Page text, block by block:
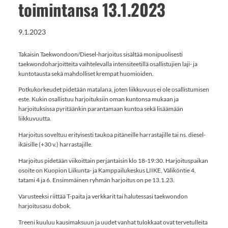
toimintansa 13.1.2023
9.1.2023
Takaisin Taekwondoon/Diesel-harjoitus sisältää monipuolisesti
taekwondoharjoitteita vaihtelevalla intensiteetillä osallistujien laji- ja
kuntotausta sekä mahdolliset krempat huomioiden.
Potkukorkeudet pidetään matalana, joten liikkuvuus ei ole osallistumisen
este. Kukin osallistuu harjoituksiin oman kuntonsa mukaan ja
harjoituksissa pyritäänkin parantamaan kuntoa sekä lisäämään
liikkuvuutta.
Harjoitus soveltuu erityisesti taukoa pitäneille harrastajille tai ns. diesel-
ikäisille (+30 v.) harrastajille.
Harjoitus pidetään viikoittain perjantaisin klo 18-19:30. Harjoituspaikan
osoite on Kuopion Liikunta- ja Kamppailukeskus LIIKE, Väliköntie 4,
tatami 4 ja 6. Ensimmäinen ryhmän harjoitus on pe 13.1.23.
Varusteeksi riittää T-paita ja verkkarit tai halutessasi taekwondon
harjoitusasu dobok.
Treeni kuuluu kausimaksuun ja uudet vanhat tulokkaat ovat tervetulleita